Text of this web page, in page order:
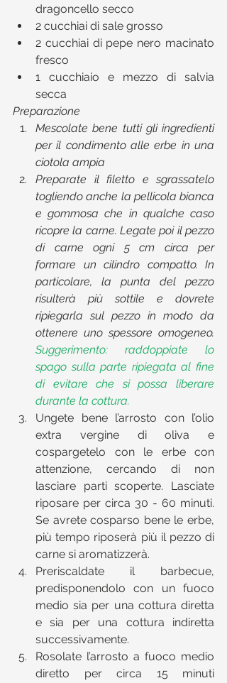
dragoncello secco
2 cucchiai di sale grosso
2 cucchiai di pepe nero macinato
fresco
1 cucchiaio e mezzo di salvia
secca
Preparazione
Mescolate bene tutti gli ingredienti
per il condimento alle erbe in una
ciotola ampia
Preparate il filetto e sgrassatelo
togliendo anche la pellicola bianca
e gommosa che in qualche caso
ricopre la carne. Legate poi il pezzo
di carne ogni 5 cm circa per
formare un cilindro compatto. In
particolare, la punta del pezzo
risulterà più sottile e dovrete
ripiegarla sul pezzo in modo da
Suggerimento: raddoppiate lo
spago sulla parte ripiegata al fine
di evitare che si possa liberare
durante la cottura.
Ungete bene l’arrosto con l’olio
extra vergine di oliva e
cospargetelo con le erbe con
attenzione, cercando di non
lasciare parti scoperte. Lasciate
riposare per circa 30 - 60 minuti.
Se avrete cosparso bene le erbe,
più tempo riposerà più il pezzo di
carne si aromatizzerà.
Preriscaldate il barbecue,
predisponendolo con un fuoco
medio sia per una cottura diretta
e sia per una cottura indiretta
successivamente.
Rosolate l’arrosto a fuoco medio
diretto per circa 15 minuti